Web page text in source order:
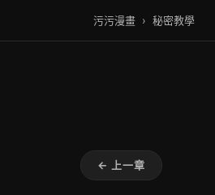
污污漫畫 › 秘密教學
← 上一章